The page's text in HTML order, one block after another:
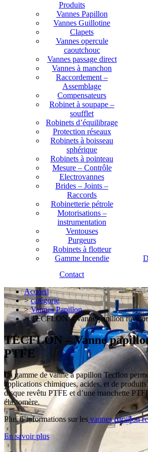
Produits
Vannes Papillon
Vannes Guillotine
Clapets
Vannes opercule
caoutchouc
Vannes passage direct
Vannes à manchon
Raccordement –
Assemblage
Compensateurs
Robinet à soupape –
soufflet
Robinets d’équilibrage
Protection réseaux
Robinets à boisseau
sphérique
Robinets à pointeau
Mesure – Contrôle
Electrovannes
Brides – Joints –
Raccords
Robinetterie pétrole
Motorisations –
instrumentation
Ventouses
Purgeurs
Robinets à flotteur
Gamme Incendie
Contact
Accueil
>catégorie
>Vannes Papillon
> TECFLON – Vanne papillon
TECFLON – Vanne
PTFE
La gamme de vanne à papillon Tecflon
applications chimiques, acides, et de
disque revêtu PTFE et d’une manchette
élastomère.
Plus d’informations sur les vannes papillon
En savoir plus